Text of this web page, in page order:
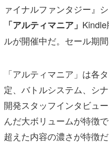
その他
電ファミニコゲーマーとは？
ァイナルファンタジー』
「アルティマニア」
ルが開催中だ。セール期間
「アルティマニア」は各
定、バトルシステム、シ
開発スタッフインタビュ
んだ大ボリュームが特徴
超えた内容の濃さが特徴だ